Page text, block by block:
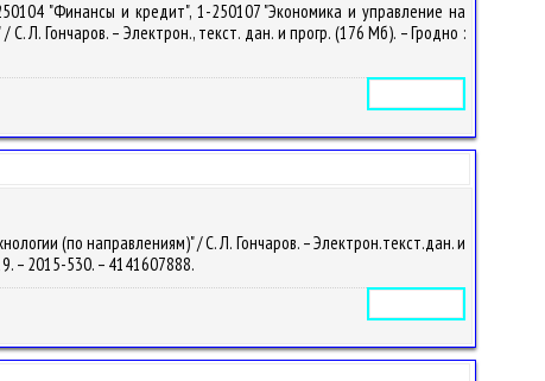
"Финансы и кредит", 1-250107 "Экономика и управление на
Л. Гончаров. – Электрон., текст. дан. и прогр. (176 Мб). – Гродно :
(по направлениям)" / С. Л. Гончаров. – Электрон.текст.дан. и
– 2015-530. – 4141607888.